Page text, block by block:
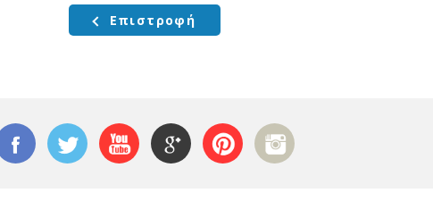
AP8133801
12
AP8213575 i
Επιστροφή